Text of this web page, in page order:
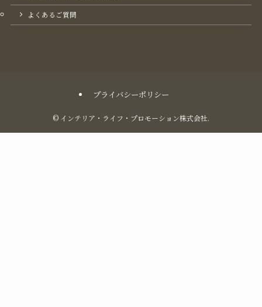
よくあるご質問
プライバシーポリシー
© インテリア・ライフ・プロモーション株式会社.